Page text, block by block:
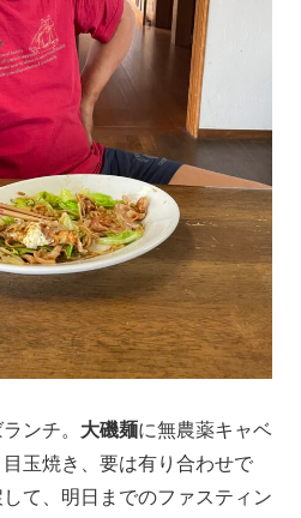
ンチ。 大磯麺に無農薬キャベ
玉焼き、要は有り合わせで
て、明日までのファスティン